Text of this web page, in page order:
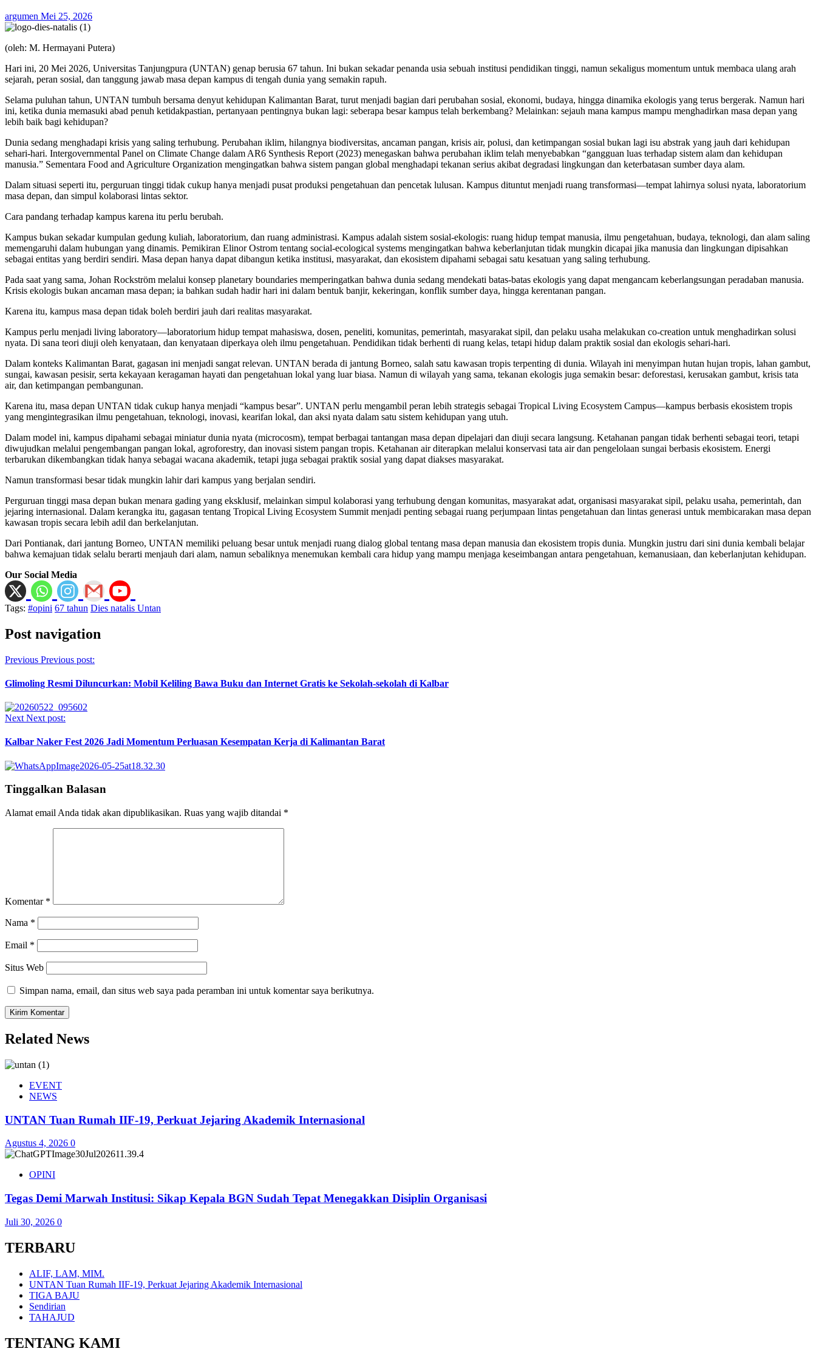
argumen Mei 25, 2026
(oleh: M. Hermayani Putera)
Hari ini, 20 Mei 2026, Universitas Tanjungpura (UNTAN) genap berusia 67 tahun. Ini bukan sekadar penanda usia sebuah institusi pendidikan tinggi, namun sekaligus momentum untuk membaca ulang arah
sejarah, peran sosial, dan tanggung jawab masa depan kampus di tengah dunia yang semakin rapuh.
Selama puluhan tahun, UNTAN tumbuh bersama denyut kehidupan Kalimantan Barat, turut menjadi bagian dari perubahan sosial, ekonomi, budaya, hingga dinamika ekologis yang terus bergerak. Namun hari
ini, ketika dunia memasuki abad penuh ketidakpastian, pertanyaan pentingnya bukan lagi: seberapa besar kampus telah berkembang? Melainkan: sejauh mana kampus mampu menghadirkan masa depan yang
lebih baik bagi kehidupan?
Dunia sedang menghadapi krisis yang saling terhubung. Perubahan iklim, hilangnya biodiversitas, ancaman pangan, krisis air, polusi, dan ketimpangan sosial bukan lagi isu abstrak yang jauh dari kehidupan
sehari-hari. Intergovernmental Panel on Climate Change dalam AR6 Synthesis Report (2023) menegaskan bahwa perubahan iklim telah menyebabkan “gangguan luas terhadap sistem alam dan kehidupan
manusia.” Sementara Food and Agriculture Organization mengingatkan bahwa sistem pangan global menghadapi tekanan serius akibat degradasi lingkungan dan keterbatasan sumber daya alam.
Dalam situasi seperti itu, perguruan tinggi tidak cukup hanya menjadi pusat produksi pengetahuan dan pencetak lulusan. Kampus dituntut menjadi ruang transformasi—tempat lahirnya solusi nyata, laboratorium
masa depan, dan simpul kolaborasi lintas sektor.
Cara pandang terhadap kampus karena itu perlu berubah.
Kampus bukan sekadar kumpulan gedung kuliah, laboratorium, dan ruang administrasi. Kampus adalah sistem sosial-ekologis: ruang hidup tempat manusia, ilmu pengetahuan, budaya, teknologi, dan alam saling
memengaruhi dalam hubungan yang dinamis. Pemikiran Elinor Ostrom tentang social-ecological systems mengingatkan bahwa keberlanjutan tidak mungkin dicapai jika manusia dan lingkungan dipisahkan
sebagai entitas yang berdiri sendiri. Masa depan hanya dapat dibangun ketika institusi, masyarakat, dan ekosistem dipahami sebagai satu kesatuan yang saling terhubung.
Pada saat yang sama, Johan Rockström melalui konsep planetary boundaries memperingatkan bahwa dunia sedang mendekati batas-batas ekologis yang dapat mengancam keberlangsungan peradaban manusia.
Krisis ekologis bukan ancaman masa depan; ia bahkan sudah hadir hari ini dalam bentuk banjir, kekeringan, konflik sumber daya, hingga kerentanan pangan.
Karena itu, kampus masa depan tidak boleh berdiri jauh dari realitas masyarakat.
Kampus perlu menjadi living laboratory—laboratorium hidup tempat mahasiswa, dosen, peneliti, komunitas, pemerintah, masyarakat sipil, dan pelaku usaha melakukan co-creation untuk menghadirkan solusi
nyata. Di sana teori diuji oleh kenyataan, dan kenyataan diperkaya oleh ilmu pengetahuan. Pendidikan tidak berhenti di ruang kelas, tetapi hidup dalam praktik sosial dan ekologis sehari-hari.
Dalam konteks Kalimantan Barat, gagasan ini menjadi sangat relevan. UNTAN berada di jantung Borneo, salah satu kawasan tropis terpenting di dunia. Wilayah ini menyimpan hutan hujan tropis, lahan gambut,
sungai, kawasan pesisir, serta kekayaan keragaman hayati dan pengetahuan lokal yang luar biasa. Namun di wilayah yang sama, tekanan ekologis juga semakin besar: deforestasi, kerusakan gambut, krisis tata
air, dan ketimpangan pembangunan.
Karena itu, masa depan UNTAN tidak cukup hanya menjadi “kampus besar”. UNTAN perlu mengambil peran lebih strategis sebagai Tropical Living Ecosystem Campus—kampus berbasis ekosistem tropis
yang mengintegrasikan ilmu pengetahuan, teknologi, inovasi, kearifan lokal, dan aksi nyata dalam satu sistem kehidupan yang utuh.
Dalam model ini, kampus dipahami sebagai miniatur dunia nyata (microcosm), tempat berbagai tantangan masa depan dipelajari dan diuji secara langsung. Ketahanan pangan tidak berhenti sebagai teori, tetapi
diwujudkan melalui pengembangan pangan lokal, agroforestry, dan inovasi sistem pangan tropis. Ketahanan air diterapkan melalui konservasi tata air dan pengelolaan sungai berbasis ekosistem. Energi
terbarukan dikembangkan tidak hanya sebagai wacana akademik, tetapi juga sebagai praktik sosial yang dapat diakses masyarakat.
Namun transformasi besar tidak mungkin lahir dari kampus yang berjalan sendiri.
Perguruan tinggi masa depan bukan menara gading yang eksklusif, melainkan simpul kolaborasi yang terhubung dengan komunitas, masyarakat adat, organisasi masyarakat sipil, pelaku usaha, pemerintah, dan
jejaring internasional. Dalam kerangka itu, gagasan tentang Tropical Living Ecosystem Summit menjadi penting sebagai ruang perjumpaan lintas pengetahuan dan lintas generasi untuk membicarakan masa depan
kawasan tropis secara lebih adil dan berkelanjutan.
Dari Pontianak, dari jantung Borneo, UNTAN memiliki peluang besar untuk menjadi ruang dialog global tentang masa depan manusia dan ekosistem tropis dunia. Mungkin justru dari sini dunia kembali belajar
bahwa kemajuan tidak selalu berarti menjauh dari alam, namun sebaliknya menemukan kembali cara hidup yang mampu menjaga keseimbangan antara pengetahuan, kemanusiaan, dan keberlanjutan kehidupan.
Our Social Media
Tags: #opini 67 tahun Dies natalis Untan
Post navigation
Previous Previous post:
Glimoling Resmi Diluncurkan: Mobil Keliling Bawa Buku dan Internet Gratis ke Sekolah-sekolah di Kalbar
Next Next post:
Kalbar Naker Fest 2026 Jadi Momentum Perluasan Kesempatan Kerja di Kalimantan Barat
Tinggalkan Balasan
Alamat email Anda tidak akan dipublikasikan. Ruas yang wajib ditandai *
Komentar *
Nama *
Email *
Situs Web
Simpan nama, email, dan situs web saya pada peramban ini untuk komentar saya berikutnya.
Related News
EVENT
NEWS
UNTAN Tuan Rumah IIF-19, Perkuat Jejaring Akademik Internasional
Agustus 4, 2026 0
OPINI
Tegas Demi Marwah Institusi: Sikap Kepala BGN Sudah Tepat Menegakkan Disiplin Organisasi
Juli 30, 2026 0
TERBARU
ALIF, LAM, MIM.
UNTAN Tuan Rumah IIF-19, Perkuat Jejaring Akademik Internasional
TIGA BAJU
Sendirian
TAHAJUD
TENTANG KAMI